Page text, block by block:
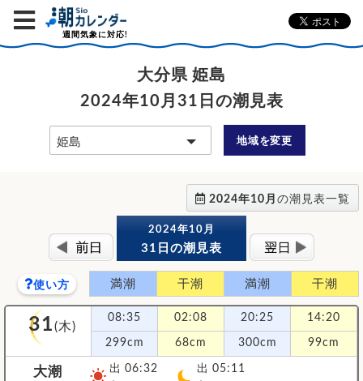
週間気象に対応!
大分県 姫島
2024年10月31日の潮見表
地域を変更
2024年10月の潮見表一覧
2024年10月
31日の潮見表
使い方 満潮 干潮 満潮 干潮
31(木) 08:35 02:08 20:25
14:20
299cm
68cm 300cm 99cm
大潮
出 06:32
出 05:11